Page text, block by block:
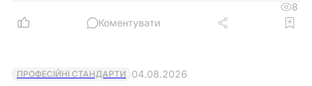
8
Коментувати
ПРОФЕСІЙНІ СТАНДАРТИ 04.08.2026